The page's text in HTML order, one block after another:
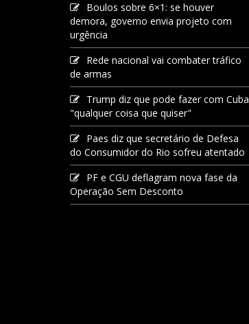
Boulos sobre 6×1: se houver
demora, governo envia projeto com
urgência
Rede nacional vai combater tráfico
de armas
Trump diz que pode fazer com Cuba
"qualquer coisa que quiser"
Paes diz que secretário de Defesa
do Consumidor do Rio sofreu atentado
PF e CGU deflagram nova fase da
Operação Sem Desconto